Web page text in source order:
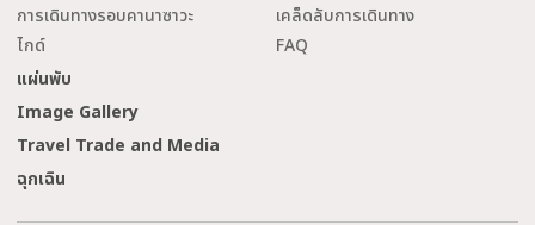
การเดินทางรอบคานาซาวะ
เคล็ดลับการเดินทาง
ไกด์
FAQ
แผ่นพับ
Image Gallery
Travel Trade and Media
ฉุกเฉิน